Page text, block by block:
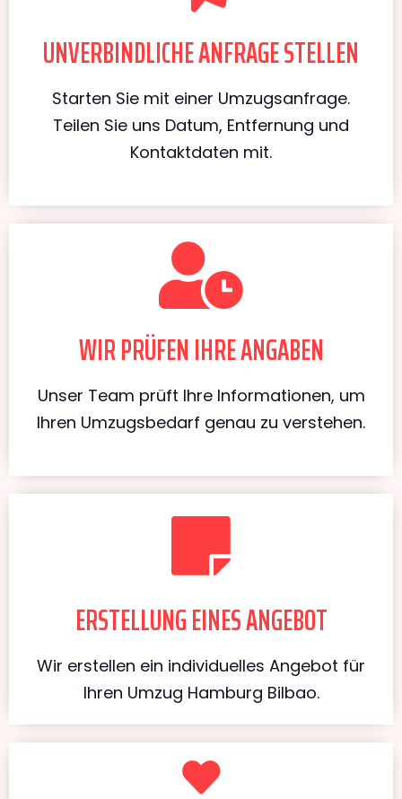
UNVERBINDLICHE ANFRAGE STELLEN
Starten Sie mit einer Umzugsanfrage.
Teilen Sie uns Datum, Entfernung und
Kontaktdaten mit.
WIR PRÜFEN IHRE ANGABEN
Unser Team prüft Ihre Informationen, um
Ihren Umzugsbedarf genau zu verstehen.
ERSTELLUNG EINES ANGEBOT
Wir erstellen ein individuelles Angebot für
Ihren Umzug Hamburg Bilbao.